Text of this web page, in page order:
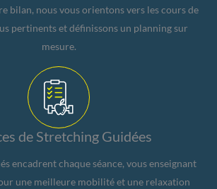
bilan, nous vous orientons vers les cours de
pertinents et définissons un planning sur
mesure.
de Stretching Guidées
encadrent chaque séance, vous enseignant
une meilleure mobilité et une relaxation